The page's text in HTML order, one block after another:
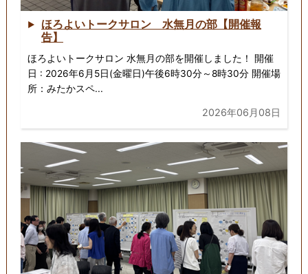
ほろよいトークサロン 水無月の部【開催報
告】
ほろよいトークサロン 水無月の部を開催しました！ 開催
日 : 2026年6月5日(金曜日)午後6時30分～8時30分 開催場
所：みたかスペ...
2026年06月08日